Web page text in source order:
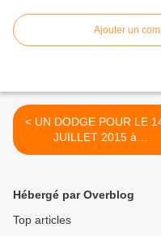
Ajouter un
< UN DODGE POUR LE 14
JUILLET 2015 à
RAMBOUILLET
Hébergé par Overblog
Top articles